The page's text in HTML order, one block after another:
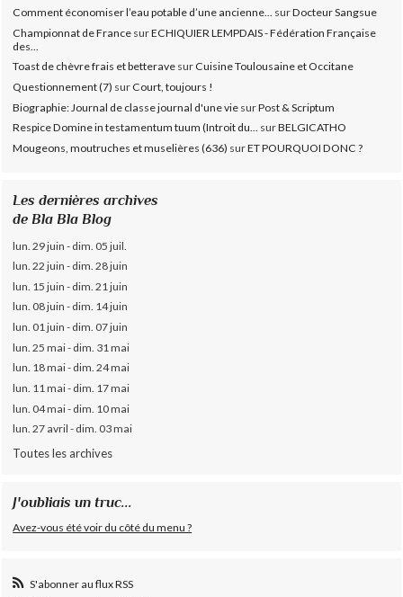
Comment économiser l’eau potable d’une ancienne... surDocteur Sangsue
Championnat de France surECHIQUIER LEMPDAIS - Fédération Française
des...
Toast de chèvre frais et betterave surCuisine Toulousaine et Occitane
Questionnement (7) surCourt, toujours !
Biographie: Journal de classe journal d'une vie surPost & Scriptum
Respice Domine in testamentum tuum (Introit du... surBELGICATHO
Mougeons, moutruches et muselières (636) surET POURQUOI DONC ?
Les dernières archives
de Bla Bla Blog
lun. 29 juin - dim. 05 juil.
lun. 22 juin - dim. 28 juin
lun. 15 juin - dim. 21 juin
lun. 08 juin - dim. 14 juin
lun. 01 juin - dim. 07 juin
lun. 25 mai - dim. 31 mai
lun. 18 mai - dim. 24 mai
lun. 11 mai - dim. 17 mai
lun. 04 mai - dim. 10 mai
lun. 27 avril - dim. 03 mai
Toutes les archives
J'oubliais un truc...
Avez-vous été voir du côté du menu ?
S'abonner au flux RSS